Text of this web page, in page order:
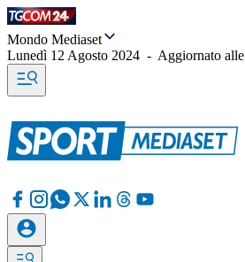
Mondo Mediaset
Lunedì 12 Agosto 2024 - Aggiornato alle